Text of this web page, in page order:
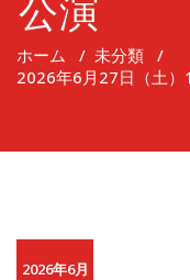
公演
ホーム / 未分類 /
2026年6月27日（土
2026年6月